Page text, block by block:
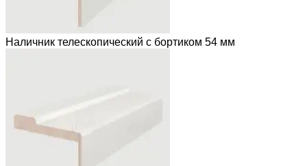
Наличник телескопический с бортиком 54 мм